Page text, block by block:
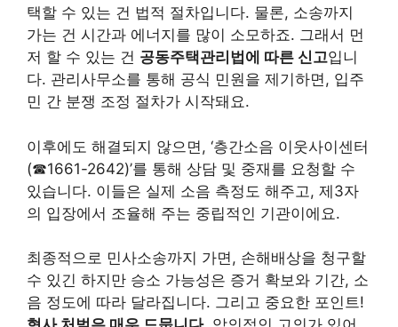
택할 수 있는 건 법적 절차입니다. 물론, 소송까지
가는 건 시간과 에너지를 많이 소모하죠. 그래서 먼
저 할 수 있는 건 공동주택관리법에 따른 신고입니
다. 관리사무소를 통해 공식 민원을 제기하면, 입주
민 간 분쟁 조정 절차가 시작돼요.
이후에도 해결되지 않으면, ‘층간소음 이웃사이센터
(☎1661-2642)’를 통해 상담 및 중재를 요청할 수
있습니다. 이들은 실제 소음 측정도 해주고, 제3자
의 입장에서 조율해 주는 중립적인 기관이에요.
최종적으로 민사소송까지 가면, 손해배상을 청구할
수 있긴 하지만 승소 가능성은 증거 확보와 기간, 소
음 정도에 따라 달라집니다. 그리고 중요한 포인트!